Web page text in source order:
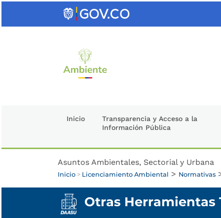
Inicio
Transparencia y Acceso a la
Información Pública
Asuntos Ambientales, Sectorial y Urbana
Inicio > Licenciamiento Ambiental > Normativas
Otras Herramientas